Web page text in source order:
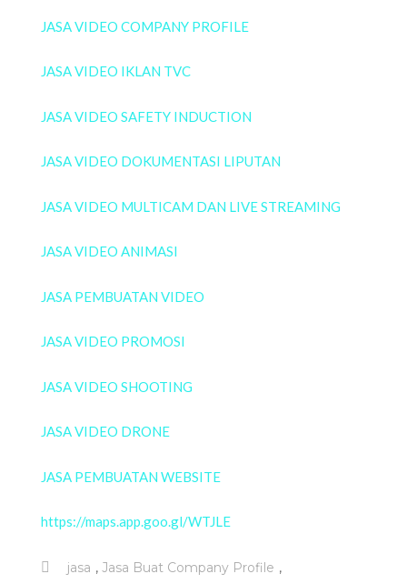
JASA VIDEO COMPANY PROFILE
JASA VIDEO IKLAN TVC
JASA VIDEO SAFETY INDUCTION
JASA VIDEO DOKUMENTASI LIPUTAN
JASA VIDEO MULTICAM DAN LIVE STREAMING
JASA VIDEO ANIMASI
JASA PEMBUATAN VIDEO
JASA VIDEO PROMOSI
JASA VIDEO SHOOTING
JASA VIDEO DRONE
JASA PEMBUATAN WEBSITE
https://maps.app.goo.gl/WTJLE
jasa , Jasa Buat Company Profile ,